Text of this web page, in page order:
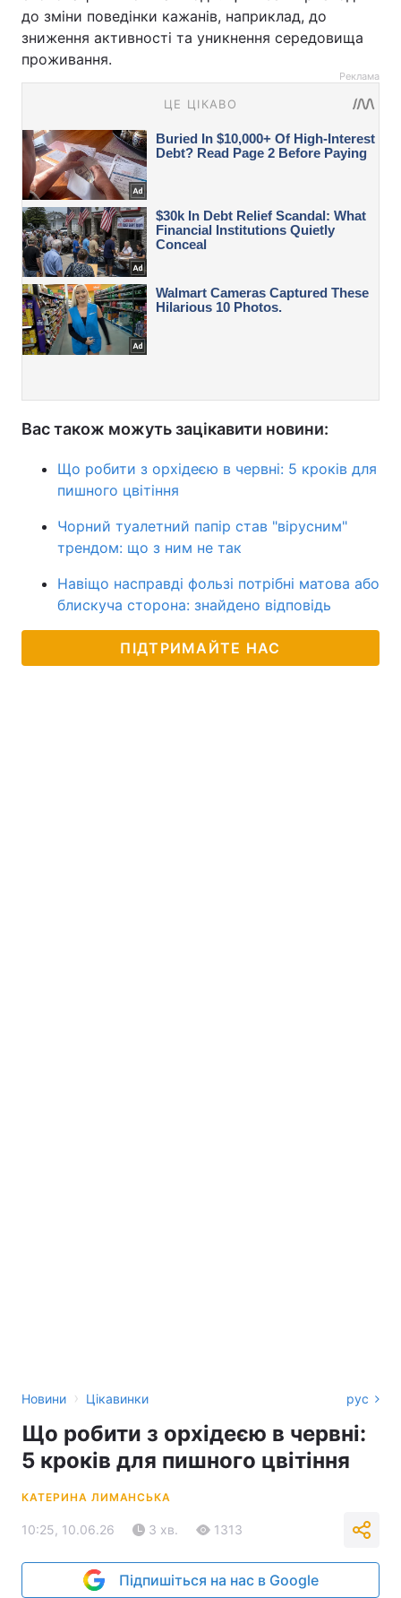
до зміни поведінки кажанів, наприклад, до
зниження активності та уникнення середовища
проживання.
Реклама
Вас також можуть зацікавити новини:
Що робити з орхідеєю в червні: 5 кроків для
пишного цвітіння
Чорний туалетний папір став "вірусним"
трендом: що з ним не так
Навіщо насправді фользі потрібні матова або
блискуча сторона: знайдено відповідь
ПІДТРИМАЙТЕ НАС
Новини › Цікавинки рус
Що робити з орхідеєю в червні:
5 кроків для пишного цвітіння
КАТЕРИНА ЛИМАНСЬКА
10:25, 10.06.26 3 хв. 1313
Підпишіться на нас в Google